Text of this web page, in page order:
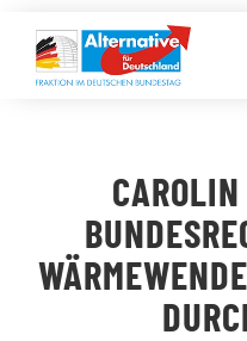
Inhalt
springen
LANDESGRUPPEN
VERANSTALTUNGEN